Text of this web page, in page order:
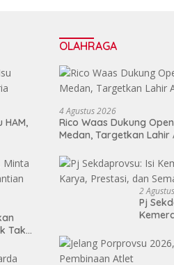
HAM,
Tak
OLAHRAGA
4 Agustus 2026
Rico Waas Dukung
Medan, Targetkan Lahir
2
Pj